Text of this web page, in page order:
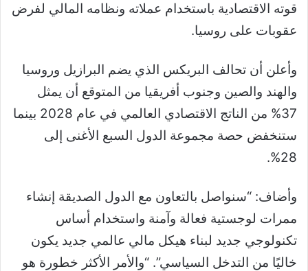
قوته الاقتصادية باستخدام عملاته ونظامه المالي لفرض
عقوبات على روسيا.
وأعلن أن تحالف البريكس الذي يضم البرازيل وروسيا
والهند والصين وجنوب أفريقيا من المتوقع أن يمثل
37% من الناتج الاقتصادي العالمي في عام 2028 بينما
ستنخفض حصة مجموعة الدول السبع الأغنى إلى
28%.
وأضاف: “سنواصل بالتعاون مع الدول الصديقة إنشاء
ممرات لوجستية فعالة وآمنة واستخدام أساس
تكنولوجي جديد لبناء هيكل مالي عالمي جديد يكون
خاليًا من التدخل السياسي”. “والأمر الأكثر خطورة هو